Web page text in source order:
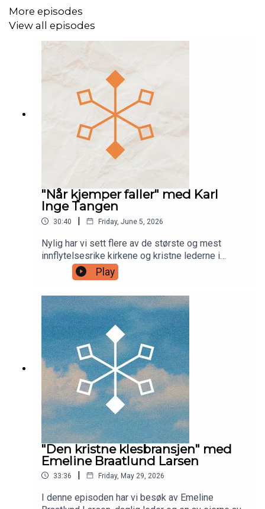
bred kirkelig front mot nazismen. Vi har besøk av
forskningsleder Roald Zeiffert som forteller oss
mer om hvem Arnold var. Anbefalinger:The Global
Global-Baptist-Network-Biographies-of-Leaders-
in-the-Baptist-World-Alliance-P1334.aspx
More episodes
View all episodes
"Når kjemper faller" med Karl
Inge Tangen
30:40 | Friday, June 5, 2026
Nylig har vi sett flere av de største og mest
innflytelsesrike kirkene og kristne lederne i
verden falle. Miljøer og personer som har preget
store deler av den kristne verden de siste tiårene.
er det mulig for neste generasjon å unngå å gå i
de samme fellene? Vi har med oss rektor Karl
Inge Tangen som deler sine refleksjoner sammen
med oss.
Play
"Den kristne klesbransjen" med
Emeline Braatlund Larsen
33:36 | Friday, May 29, 2026
I denne episoden har vi besøk av Emeline